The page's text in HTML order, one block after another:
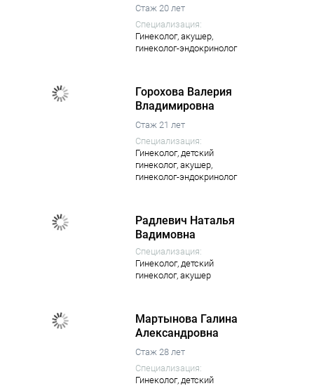
Стаж 20 лет
Специализация:
Гинеколог, акушер,
гинеколог-эндокринолог
Горохова Валерия
Владимировна
Стаж 21 лет
Специализация:
Гинеколог, детский
гинеколог, акушер,
гинеколог-эндокринолог
Радлевич Наталья
Вадимовна
Специализация:
Гинеколог, детский
гинеколог, акушер
Мартынова Галина
Александровна
Стаж 28 лет
Специализация:
Гинеколог, детский